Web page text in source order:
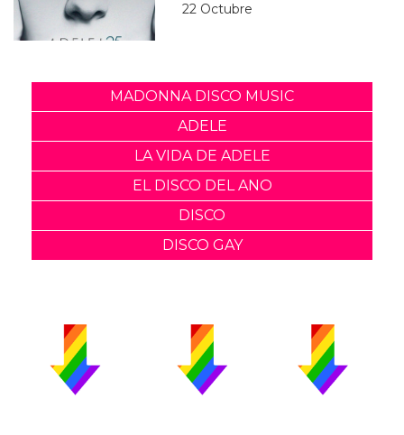
22 Octubre
MADONNA DISCO MUSIC
ADELE
LA VIDA DE ADELE
EL DISCO DEL ANO
DISCO
DISCO GAY